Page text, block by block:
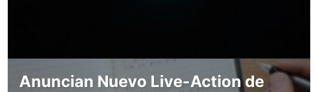
Anuncian Nuevo Live-Action de